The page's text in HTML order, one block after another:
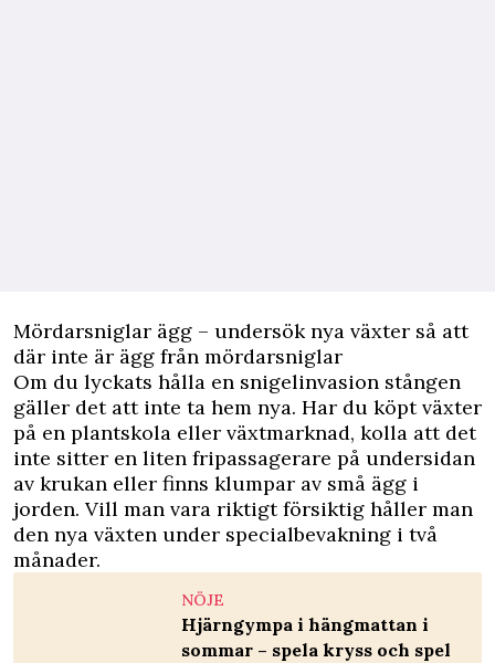
Mördarsniglar ägg – undersök nya växter så att
där inte är ägg från mördarsniglar
Om du lyckats hålla en snigelinvasion stången
gäller det att inte ta hem nya. Har du köpt växter
på en plantskola eller växtmarknad, kolla att det
inte sitter en liten fripassagerare på undersidan
av krukan eller finns klumpar av små ägg i
jorden. Vill man vara riktigt försiktig håller man
den nya växten under specialbevakning i två
månader.
NÖJE
Hjärngympa i hängmattan i
sommar – spela kryss och spel